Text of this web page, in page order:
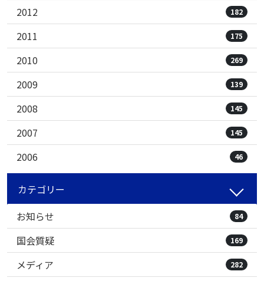
2012 182
2011 175
2010 269
2009 139
2008 145
2007 145
2006 46
カテゴリー
お知らせ
84
国会質疑 169
メディア 282